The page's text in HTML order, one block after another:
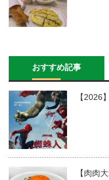
おすすめ記事
【2026
【肉肉